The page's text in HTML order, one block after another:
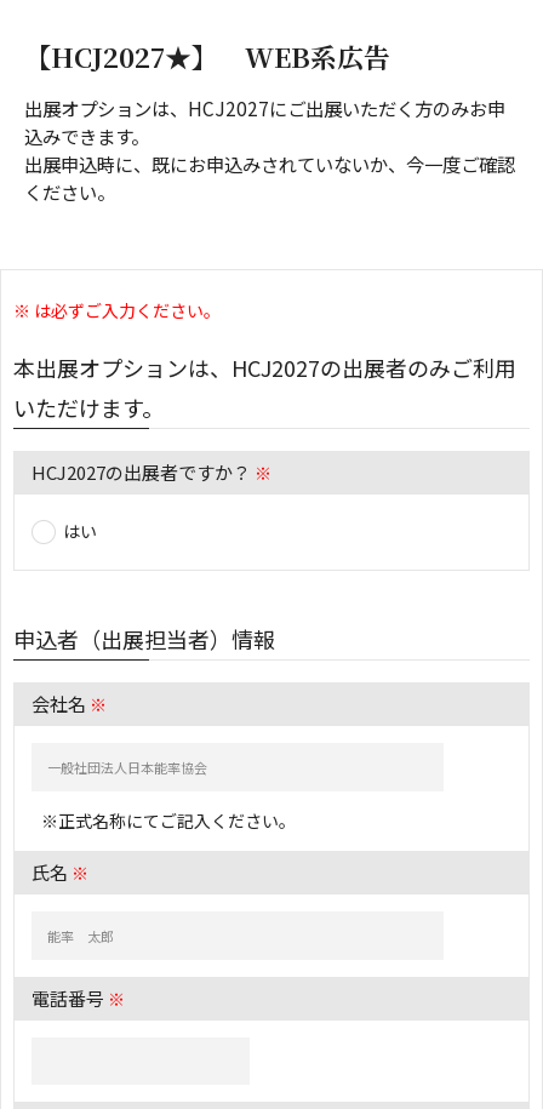
【HCJ2027★】 WEB系広告
出展オプションは、HCJ2027にご出展いただく方のみお申
込みできます。
出展申込時に、既にお申込みされていないか、今一度ご確認
ください。
※ は必ずご入力ください。
本出展オプションは、HCJ2027の出展者のみご利用
いただけます。
HCJ2027の出展者ですか？ ※
はい
申込者（出展担当者）情報
会社名 ※
※正式名称にてご記入ください。
氏名 ※
電話番号 ※